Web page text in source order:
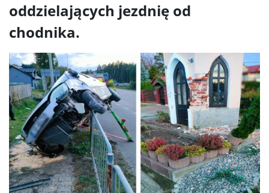
oddzielających jezdnię od
chodnika.